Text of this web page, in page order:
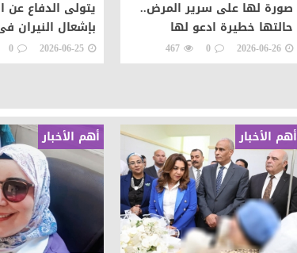
صورة لها على سرير المرض..
حالتها خطيرة ادعو لها
بالشفاء
2026-06-26
0
467
يتولى الدفاع عن
بإشعال النيران
2026-06-25
0
أهم الأخبار أهم الأخبار